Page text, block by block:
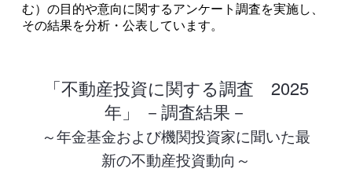
む）の目的や意向に関するアンケート調査を実施し、
その結果を分析・公表しています。
「不動産投資に関する調査 2025
年」 －調査結果－
～年金基金および機関投資家に聞いた最
新の不動産投資動向～